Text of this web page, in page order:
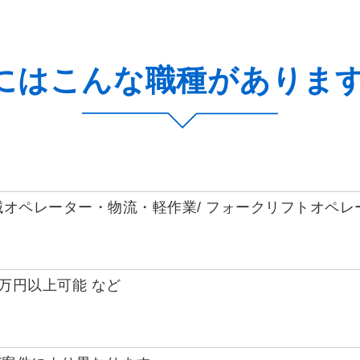
はこんな職種がありま
ペレーター・物流・軽作業/ フォークリフトオペレ
円以上可能 など